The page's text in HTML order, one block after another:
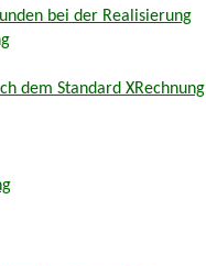
bei der Realisierung
dem Standard XRechnung